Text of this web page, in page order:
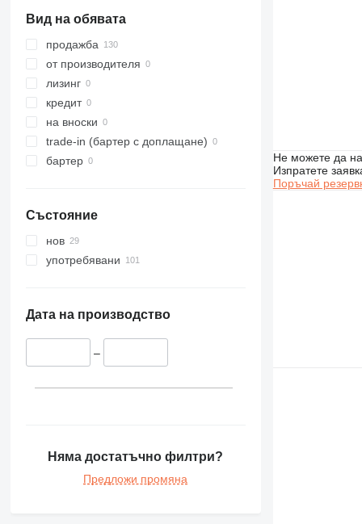
988K
D series
D6
D7
D8
D9
D10
D11
IT
IT14G
IT28F
IT28G
Вид на обявата
продажба
от производителя
лизинг
кредит
на вноски
trade-in (бартер с доплащане)
бартер
Състояние
нов
употребявани
Дата на производство
–
Няма достатъчно филтри?
Предложи промяна
Не можете да
Изпратете
Поръчай